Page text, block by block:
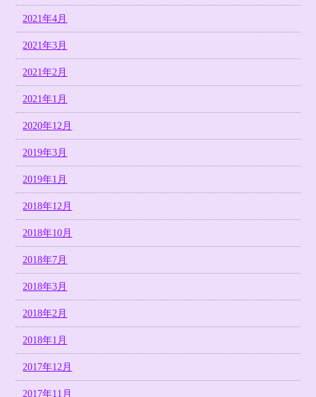
2021年4月
2021年3月
2021年2月
2021年1月
2020年12月
2019年3月
2019年1月
2018年12月
2018年10月
2018年7月
2018年3月
2018年2月
2018年1月
2017年12月
2017年11月